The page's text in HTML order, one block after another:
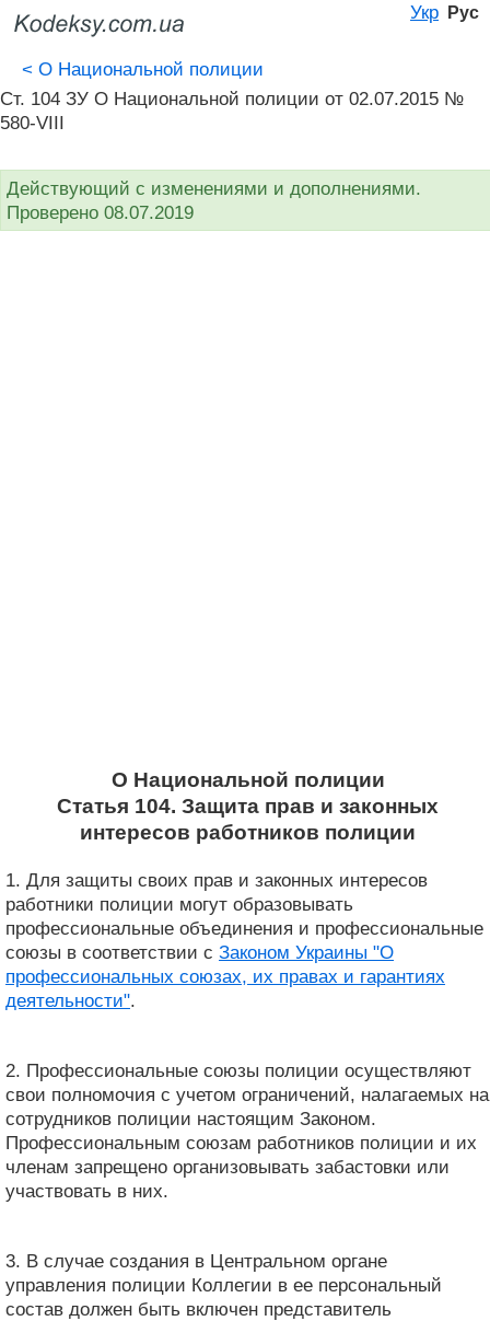
Укр Рус
< О Национальной полиции
Ст. 104 ЗУ О Национальной полиции от 02.07.2015 №
580-VIII
Действующий с изменениями и дополнениями.
Проверено 08.07.2019
О Национальной полиции
Статья 104. Защита прав и законных
интересов работников полиции
1. Для защиты своих прав и законных интересов
работники полиции могут образовывать
профессиональные объединения и профессиональные
союзы в соответствии с Законом Украины "О
профессиональных союзах, их правах и гарантиях
деятельности".
2. Профессиональные союзы полиции осуществляют
свои полномочия с учетом ограничений, налагаемых на
сотрудников полиции настоящим Законом.
Профессиональным союзам работников полиции и их
членам запрещено организовывать забастовки или
участвовать в них.
3. В случае создания в Центральном органе
управления полиции Коллегии в ее персональный
состав должен быть включен представитель